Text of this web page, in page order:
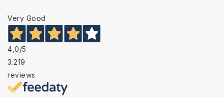
Very Good
4,0/5
3.219
reviews